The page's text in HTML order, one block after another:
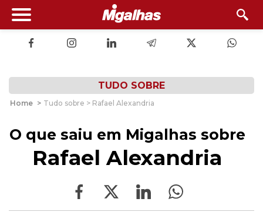
TUDO SOBRE
Home > Tudo sobre > Rafael Alexandria
O que saiu em Migalhas sobre
Rafael Alexandria